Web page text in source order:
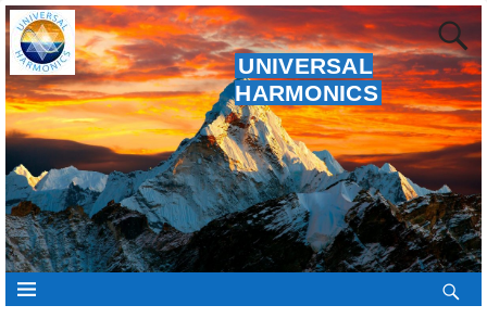
UNIVERSAL
HARMONICS